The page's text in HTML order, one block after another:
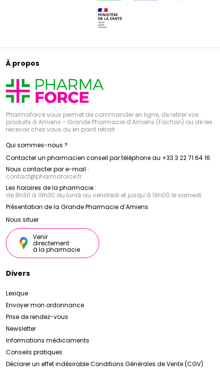
À propos
Pharmaforce vous permet de commander en ligne, de retirer vos
produits à Amiens - Grande Pharmacie d’Amiens (Fachon) ou de les
recevoir chez vous ou en point retrait
Qui sommes-nous ?
Contacter un pharmacien conseil par téléphone au +33 3 22 71 64 16
Nous contacter par e-mail :
contact@pharmaforce.fr
Les horaires de la pharmacie :
de 8h30 à 19h30 du lundi au vendredi et jusqu’à 19h00 le samedi
Présentation de la Grande Pharmacie d’Amiens
Nous situer
Venir
directement
à la pharmacie
Divers
Lexique
Envoyer mon ordonnance
Prise de rendez-vous
Newsletter
Informations médicaments
Conseils pratiques
Déclarer un effet indésirableConditions Générales de Vente (CGV)